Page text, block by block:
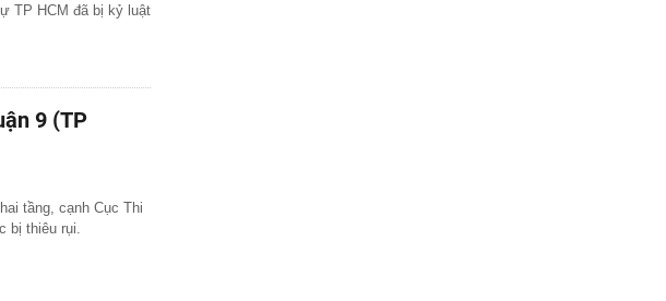
TP HCM đã bị kỷ luật
9 (TP
tầng, cạnh Cục Thi
bị thiêu rụi.